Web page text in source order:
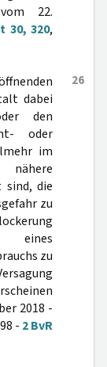
22.
30, 320,
26
dabei
den
oder
im
nähere
sind, die
zu
eines
zu
2018 -
- 2 BvR